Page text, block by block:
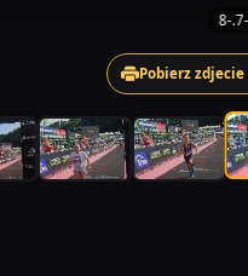
8-
Pobierz